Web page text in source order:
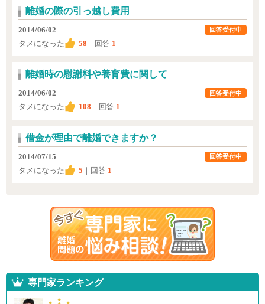
離婚の際の引っ越し費用
2014/06/02
タメになった
58 ｜回答 1
回答受付中
離婚時の慰謝料や養育費に関して
2014/06/02
タメになった
108 ｜回答 1
回答受付中
借金が理由で離婚できますか？
2014/07/15
タメになった
5 ｜回答 1
回答受付中
専門家ランキング